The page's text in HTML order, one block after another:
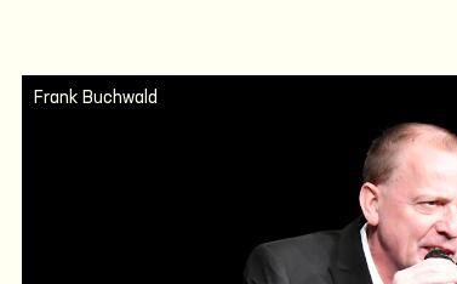
Frank Buchwald